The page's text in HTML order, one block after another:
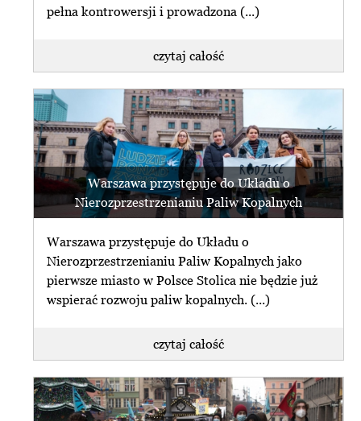
pełna kontrowersji i prowadzona (...)
czytaj całość
Warszawa przystępuje do Układu o
Nierozprzestrzenianiu Paliw Kopalnych
Warszawa przystępuje do Układu o
Nierozprzestrzenianiu Paliw Kopalnych jako
pierwsze miasto w Polsce Stolica nie będzie już
wspierać rozwoju paliw kopalnych. (...)
czytaj całość